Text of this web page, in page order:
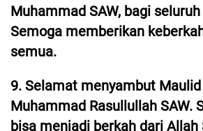
Muhammad SAW, bagi
Semoga memberikan
semua.
9. Selamat menyambut
Muhammad Rasullullah SAW.
bisa menjadi berkah dari Allah